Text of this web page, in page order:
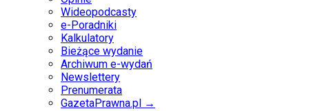
Wideopodcasty
e-Poradniki
Kalkulatory
Bieżące wydanie
Archiwum e-wydań
Newslettery
Prenumerata
GazetaPrawna.pl →